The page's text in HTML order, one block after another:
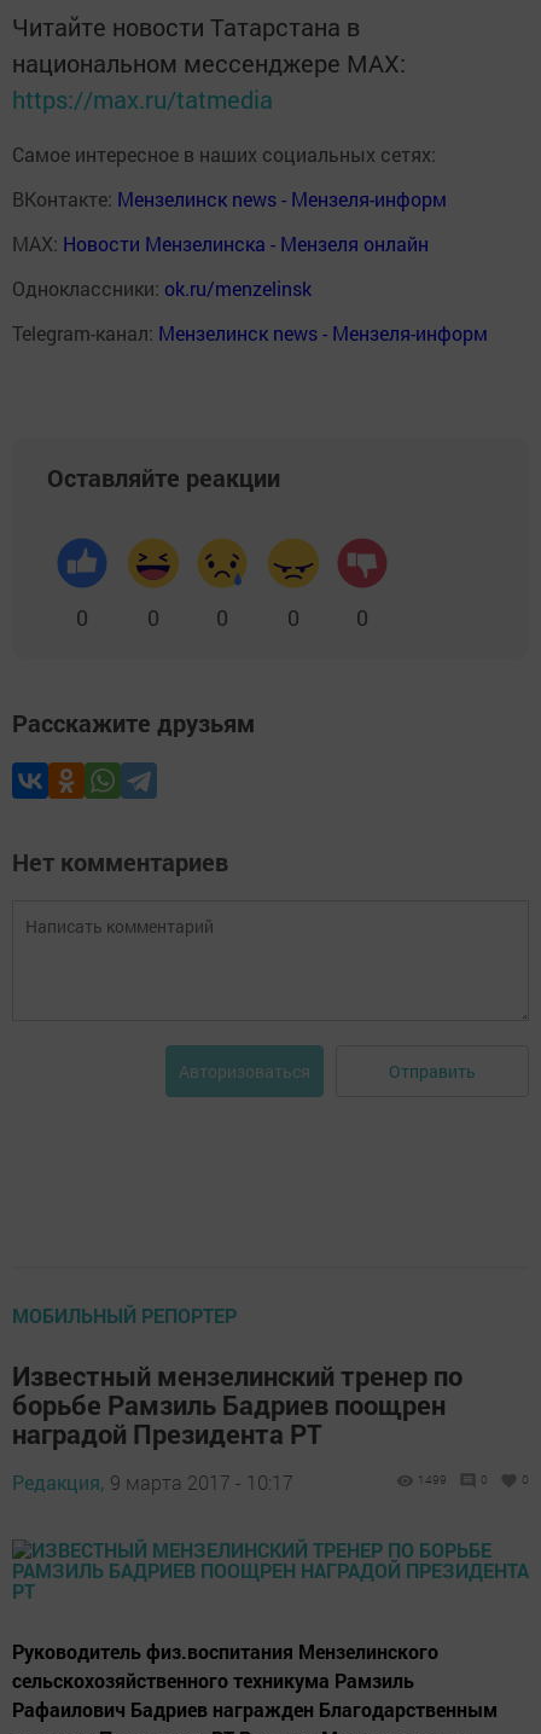
Читайте новости Татарстана в
национальном мессенджере MАХ:
https://max.ru/tatmedia
Самое интересное в наших социальных сетях:
ВКонтакте: Мензелинск news - Мензеля-информ
MAX: Новости Мензелинска - Мензеля онлайн
Одноклассники: ok.ru/menzelinsk
Telegram-канал: Мензелинск news - Мензеля-информ
Оставляйте реакции
0 0 0 0 0
Расскажите друзьям
Нет комментариев
Авторизоваться Отправить
МОБИЛЬНЫЙ РЕПОРТЕР
Известный мензелинский тренер по
борьбе Рамзиль Бадриев поощрен
наградой Президента РТ
Редакция, 9 марта 2017 - 10:17 1499 0 0
Руководитель физ.воспитания Мензелинского
сельскохозяйственного техникума Рамзиль
Рафаилович Бадриев награжден Благодарственным